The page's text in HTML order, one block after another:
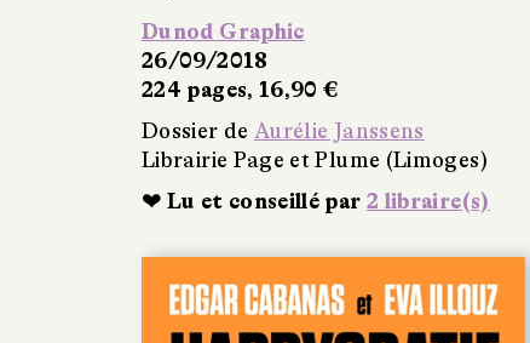
Dunod Graphic
26/09/2018
224 pages, 16,90 €
Dossier de Aurélie Janssens
Librairie Page et Plume (Limoges)
❤ Lu et conseillé par 2 libraire(s)